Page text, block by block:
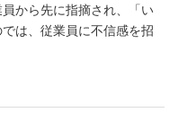
から先に指摘され、「い
は、従業員に不信感を招